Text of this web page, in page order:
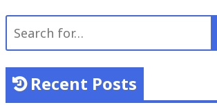
Search
Recent Posts